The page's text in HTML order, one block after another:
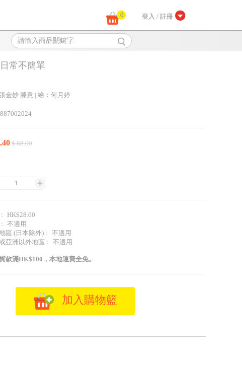
登入 / 註冊
0
常不簡單
金妙 滕意 | 繪︰何月婷
$ 88.00
1
HK$28.00
不適用
區 (日本除外)﹕ 不適用
亞洲以外地區﹕ 不適用
款滿HK$100，本地運費全免。
加入購物籃